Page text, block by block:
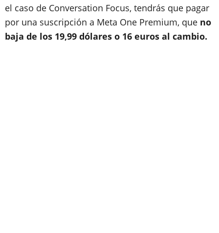
el caso de Conversation Focus, tendrás que pagar
por una suscripción a Meta One Premium, que no
baja de los 19,99 dólares o 16 euros al cambio.